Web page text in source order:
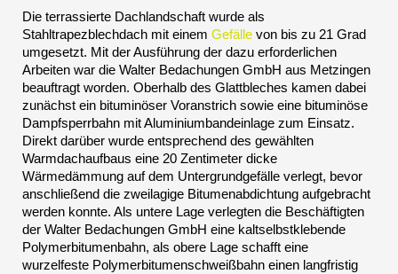
Die terrassierte Dachlandschaft wurde als
Stahltrapezblechdach mit einem Gefälle von bis zu 21 Grad
umgesetzt. Mit der Ausführung der dazu erforderlichen
Arbeiten war die Walter Bedachungen GmbH aus Metzingen
beauftragt worden. Oberhalb des Glattbleches kamen dabei
zunächst ein bituminöser Voranstrich sowie eine bituminöse
Dampfsperrbahn mit Aluminiumbandeinlage zum Einsatz.
Direkt darüber wurde entsprechend des gewählten
Warmdachaufbaus eine 20 Zentimeter dicke
Wärmedämmung auf dem Untergrundgefälle verlegt, bevor
anschließend die zweilagige Bitumenabdichtung aufgebracht
werden konnte. Als untere Lage verlegten die Beschäftigten
der Walter Bedachungen GmbH eine kaltselbstklebende
Polymerbitumenbahn, als obere Lage schafft eine
wurzelfeste Polymerbitumenschweißbahn einen langfristig